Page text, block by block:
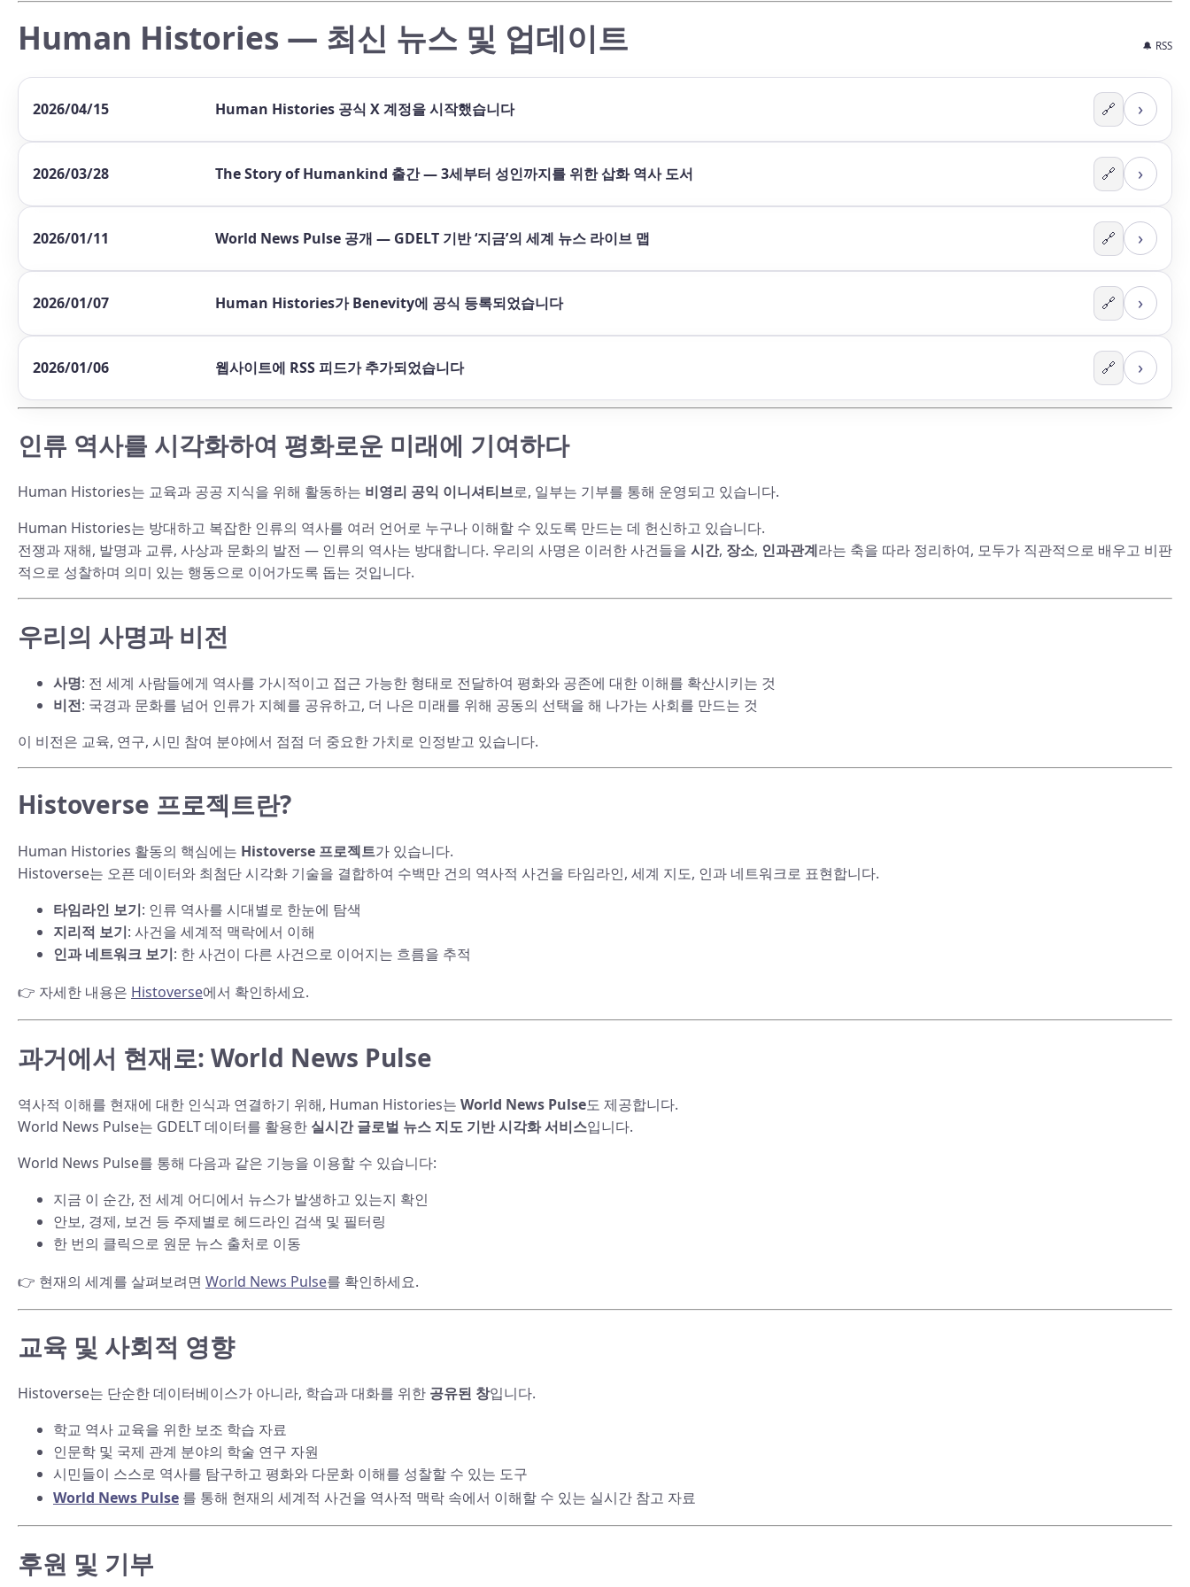
Human Histories — 최신 뉴스 및 업데이트 🔔 RSS
2026/04/15 Human Histories 공식 X 계정을 시작했습니다 🔗 ›
2026/03/28 The Story of Humankind 출간 — 3세부터 성인까지를 위한 삽화 역사 도서 🔗 ›
2026/01/11 World News Pulse 공개 — GDELT 기반 ‘지금’의 세계 뉴스 라이브 맵 🔗 ›
2026/01/07 Human Histories가 Benevity에 공식 등록되었습니다 🔗 ›
2026/01/06 웹사이트에 RSS 피드가 추가되었습니다 🔗 ›
인류 역사를 시각화하여 평화로운 미래에 기여하다
Human Histories는 교육과 공공 지식을 위해 활동하는 비영리 공익 이니셔티브로, 일부는 기부를 통해 운영되고 있습니다.
Human Histories는 방대하고 복잡한 인류의 역사를 여러 언어로 누구나 이해할 수 있도록 만드는 데 헌신하고 있습니다.
전쟁과 재해, 발명과 교류, 사상과 문화의 발전 — 인류의 역사는 방대합니다. 우리의 사명은 이러한 사건들을 시간, 장소, 인과관계라는 축을 따라 정리하여, 모두가 직관적으로 배우고 비판
적으로 성찰하며 의미 있는 행동으로 이어가도록 돕는 것입니다.
우리의 사명과 비전
사명: 전 세계 사람들에게 역사를 가시적이고 접근 가능한 형태로 전달하여 평화와 공존에 대한 이해를 확산시키는 것
비전: 국경과 문화를 넘어 인류가 지혜를 공유하고, 더 나은 미래를 위해 공동의 선택을 해 나가는 사회를 만드는 것
이 비전은 교육, 연구, 시민 참여 분야에서 점점 더 중요한 가치로 인정받고 있습니다.
Histoverse 프로젝트란?
Human Histories 활동의 핵심에는 Histoverse 프로젝트가 있습니다.
Histoverse는 오픈 데이터와 최첨단 시각화 기술을 결합하여 수백만 건의 역사적 사건을 타임라인, 세계 지도, 인과 네트워크로 표현합니다.
타임라인 보기: 인류 역사를 시대별로 한눈에 탐색
지리적 보기: 사건을 세계적 맥락에서 이해
인과 네트워크 보기: 한 사건이 다른 사건으로 이어지는 흐름을 추적
👉 자세한 내용은 Histoverse에서 확인하세요.
과거에서 현재로: World News Pulse
역사적 이해를 현재에 대한 인식과 연결하기 위해, Human Histories는 World News Pulse도 제공합니다.
World News Pulse는 GDELT 데이터를 활용한 실시간 글로벌 뉴스 지도 기반 시각화 서비스입니다.
World News Pulse를 통해 다음과 같은 기능을 이용할 수 있습니다:
지금 이 순간, 전 세계 어디에서 뉴스가 발생하고 있는지 확인
안보, 경제, 보건 등 주제별로 헤드라인 검색 및 필터링
한 번의 클릭으로 원문 뉴스 출처로 이동
👉 현재의 세계를 살펴보려면 World News Pulse를 확인하세요.
교육 및 사회적 영향
Histoverse는 단순한 데이터베이스가 아니라, 학습과 대화를 위한 공유된 창입니다.
학교 역사 교육을 위한 보조 학습 자료
인문학 및 국제 관계 분야의 학술 연구 자원
시민들이 스스로 역사를 탐구하고 평화와 다문화 이해를 성찰할 수 있는 도구
World News Pulse 를 통해 현재의 세계적 사건을 역사적 맥락 속에서 이해할 수 있는 실시간 참고 자료
후원 및 기부